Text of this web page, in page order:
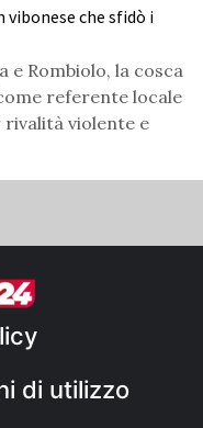
vibonese che sfidò i
e Rombiolo, la cosca
referente locale
rivalità violente e
di utilizzo